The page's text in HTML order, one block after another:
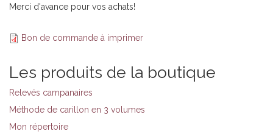
Merci d'avance pour vos achats!
Bon de commande à imprimer
Les produits de la boutique
Relevés campanaires
Méthode de carillon en 3 volumes
Mon répertoire